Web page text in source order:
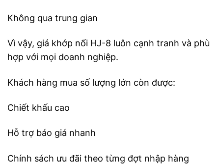
Không qua trung gian
Vì vậy, giá khớp nối HJ-8 luôn cạnh tranh và phù
hợp với mọi doanh nghiệp.
Khách hàng mua số lượng lớn còn được:
Chiết khấu cao
Hỗ trợ báo giá nhanh
Chính sách ưu đãi theo từng đợt nhập hàng